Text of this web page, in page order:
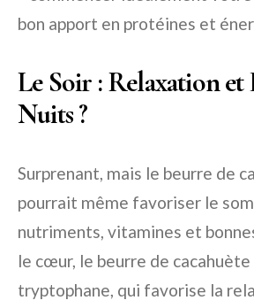
bon apport en protéines et
Le Soir : Relaxation et
Nuits ?
Surprenant, mais le beurre de
pourrait même favoriser le
nutriments, vitamines et
le cœur, le beurre de
tryptophane, qui favorise la